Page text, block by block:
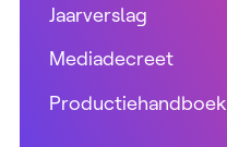
Jaarverslag
Mediadecreet
Productiehandboek